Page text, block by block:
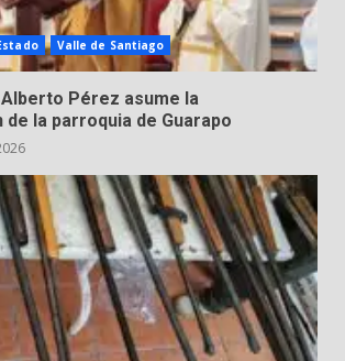
3 de agosto de 2026
Hombre pierde la vida en
tabiquera
Emboscada a policías en Yuriria
31 de julio de 2026
Valle de Santiago
Pérez asume la
la parroquia de Guarapo